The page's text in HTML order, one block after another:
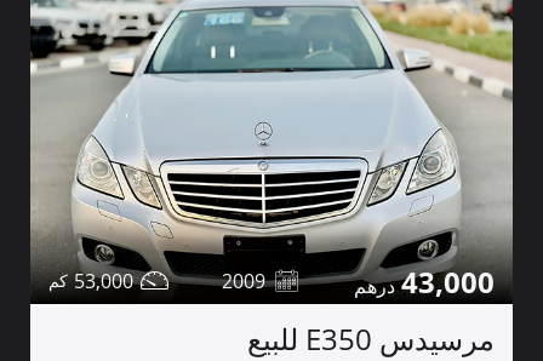
43,000
2009
53,000
مرسيدس E350 للبيع